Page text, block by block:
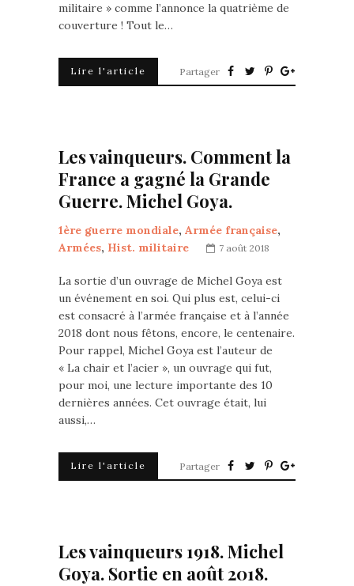
militaire » comme l’annonce la quatrième de
couverture ! Tout le…
Lire l'article Partager
Les vainqueurs. Comment la
France a gagné la Grande
Guerre. Michel Goya.
1ère guerre mondiale, Armée française,
Armées, Hist. militaire 7 août 2018
La sortie d’un ouvrage de Michel Goya est
un événement en soi. Qui plus est, celui-ci
est consacré à l’armée française et à l’année
2018 dont nous fêtons, encore, le centenaire.
Pour rappel, Michel Goya est l’auteur de
« La chair et l’acier », un ouvrage qui fut,
pour moi, une lecture importante des 10
dernières années. Cet ouvrage était, lui
aussi,…
Lire l'article Partager
Les vainqueurs 1918. Michel
Goya. Sortie en août 2018.